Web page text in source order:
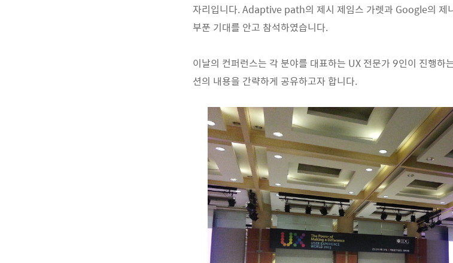
자리입니다. Adaptive path의 제시 제임스 가렛과 Google의 제
부푼 기대를 안고 참석하였습니다.
이날의 컨퍼런스는 각 분야를 대표하는 UX 전문가 9인이 진행하
션의 내용을 간략하게 공유하고자 합니다.